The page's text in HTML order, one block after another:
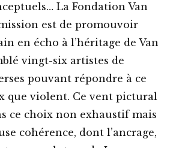
La Fondation Van
est de promouvoir
en écho à l’héritage de Van
vingt-six artistes de
pouvant répondre à ce
que violent. Ce vent pictural
ce choix non exhaustif mais
cohérence, dont l’ancrage,